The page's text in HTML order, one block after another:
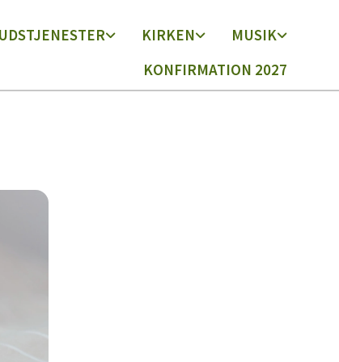
KIRKEN
MUSIK
KONFIRMATION 2027